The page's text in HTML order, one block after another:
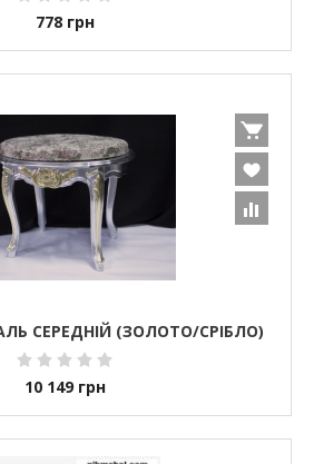
778 грн
СЕРЕДНІЙ (ЗОЛОТО/СРІБЛО)
10 149 грн